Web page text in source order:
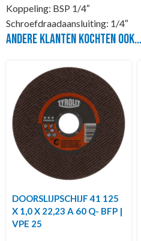
Koppeling: BSP 1/4″
Schroefdraadaansluiting: 1/4″
Andere klanten kochten ook...
DOORSLIJPSCHIJF 41 125
X 1,0 X 22,23 A 60 Q- BFP |
VPE 25